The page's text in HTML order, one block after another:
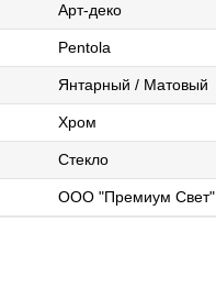
Арт-деко
Pentola
Янтарный / Матовый
Хром
Стекло
ООО "Премиум Свет"